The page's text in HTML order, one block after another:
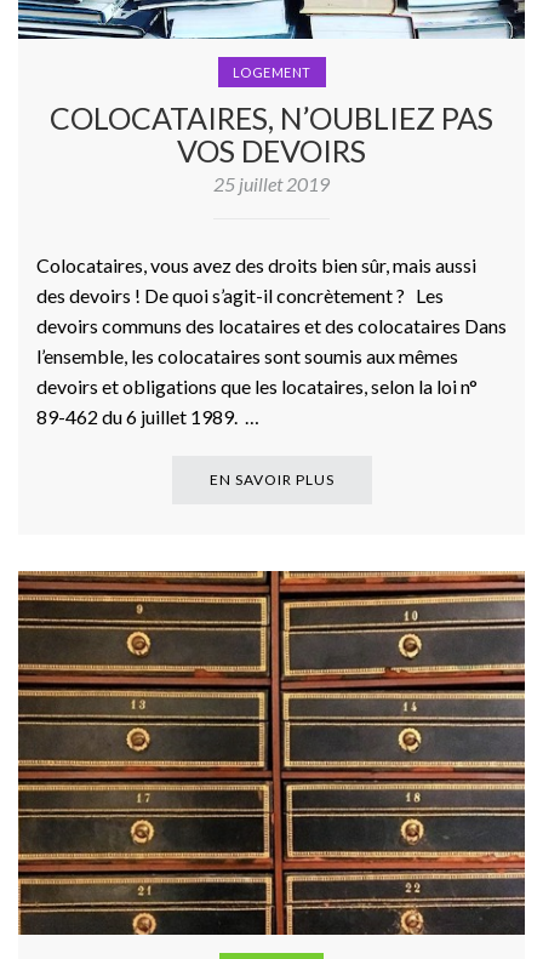
LOGEMENT
COLOCATAIRES, N’OUBLIEZ PAS
VOS DEVOIRS
25 juillet 2019
Colocataires, vous avez des droits bien sûr, mais aussi
des devoirs ! De quoi s’agit-il concrètement ? Les
devoirs communs des locataires et des colocataires Dans
l’ensemble, les colocataires sont soumis aux mêmes
devoirs et obligations que les locataires, selon la loi n°
89-462 du 6 juillet 1989. …
EN SAVOIR PLUS